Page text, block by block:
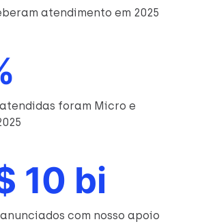
atendimento em 2025
foram Micro e
10 bi
com nosso apoio